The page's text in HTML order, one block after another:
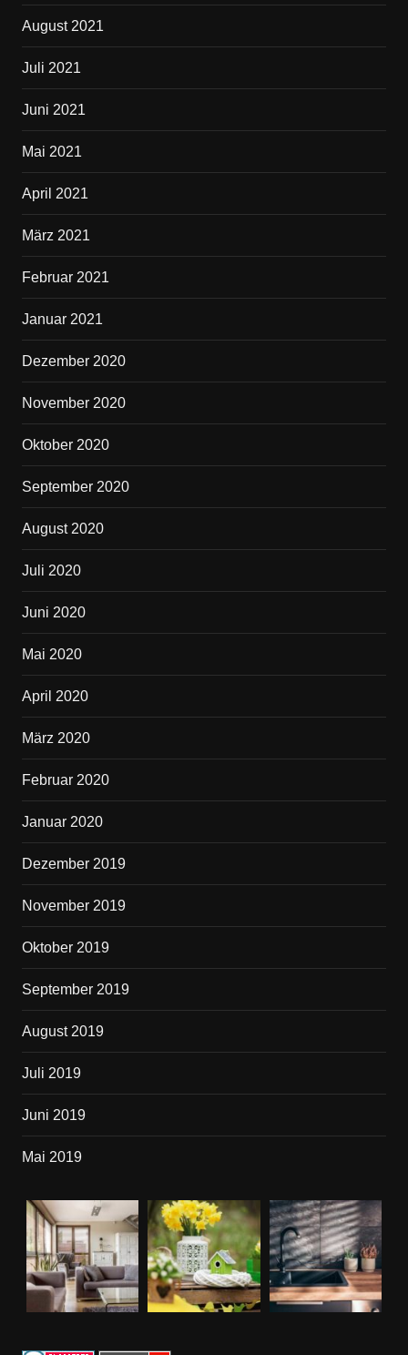
August 2021
Juli 2021
Juni 2021
Mai 2021
April 2021
März 2021
Februar 2021
Januar 2021
Dezember 2020
November 2020
Oktober 2020
September 2020
August 2020
Juli 2020
Juni 2020
Mai 2020
April 2020
März 2020
Februar 2020
Januar 2020
Dezember 2019
November 2019
Oktober 2019
September 2019
August 2019
Juli 2019
Juni 2019
Mai 2019